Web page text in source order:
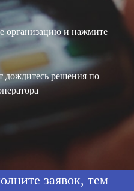
организацию и нажмите
дождитесь решения по
заявок, тем